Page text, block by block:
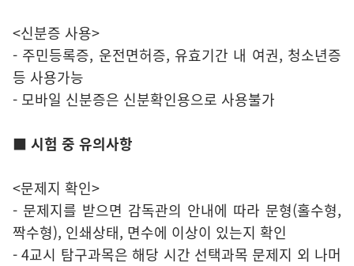
<신분증 사용>
- 주민등록증, 운전면허증, 유효기간 내 여권, 청소년증
등 사용가능
- 모바일 신분증은 신분확인용으로 사용불가
■ 시험 중 유의사항
<문제지 확인>
- 문제지를 받으면 감독관의 안내에 따라 문형(홀수형,
짝수형), 인쇄상태, 면수에 이상이 있는지 확인
- 4교시 탐구과목은 해당 시간 선택과목 문제지 외 나머